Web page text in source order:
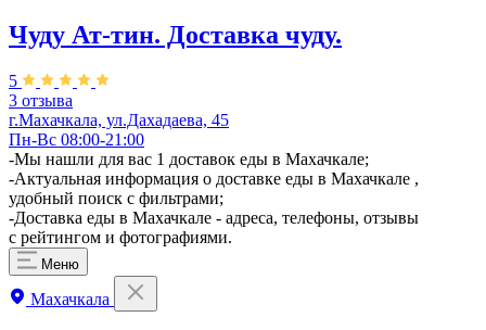
Чуду Ат-тин. Доставка чуду.
5
3 отзыва
г.Махачкала, ул.Дахадаева, 45
Пн-Вс 08:00-21:00
-Мы нашли для вас 1 доставок еды в Махачкале;
-Актуальная информация о доставке еды в Махачкале ,
удобный поиск с фильтрами;
-Доставка еды в Махачкале - адреса, телефоны, отзывы
с рейтингом и фотографиями.
Меню
Махачкала